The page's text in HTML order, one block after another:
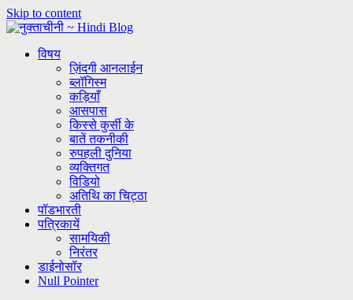
Skip to content
विषय
ज़िंदगी आनलाईन
ब्लॉगिस्म
कड़ियाँ
आसपास
किस्से कुर्सी के
बातें तकनीकी
रुपहली दुनिया
व्यक्तिगत
विडियो
अतिथि का चिट्ठा
पॉडभारती
पत्रिकायें
सामयिकी
निरंतर
डाईनोसॉर
Null Pointer